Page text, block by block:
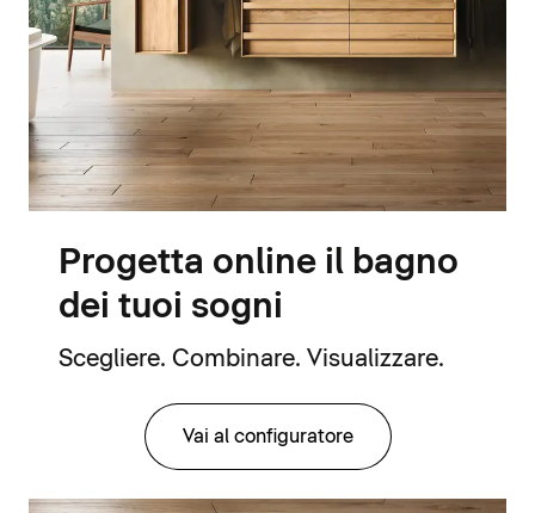
Progetta online il bagno
dei tuoi sogni
Scegliere. Combinare. Visualizzare.
Vai al configuratore